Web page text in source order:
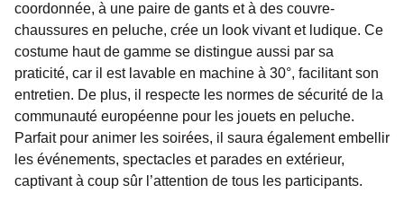
coordonnée, à une paire de gants et à des couvre-
chaussures en peluche, crée un look vivant et ludique. Ce
costume haut de gamme se distingue aussi par sa
praticité, car il est lavable en machine à 30°, facilitant son
entretien. De plus, il respecte les normes de sécurité de la
communauté européenne pour les jouets en peluche.
Parfait pour animer les soirées, il saura également embellir
les événements, spectacles et parades en extérieur,
captivant à coup sûr l’attention de tous les participants.